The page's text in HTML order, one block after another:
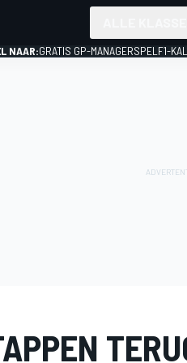
NAAR:GRATIS GP-MANAGERSPEL F1-